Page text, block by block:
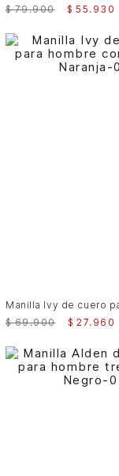
$ 79.900 $ 55 . 930
$ 69.900 $ 27. 960